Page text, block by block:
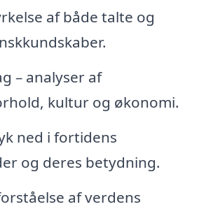
af både talte og
– analyser af
kultur og økonomi.
ned i fortidens
og deres betydning.
af verdens